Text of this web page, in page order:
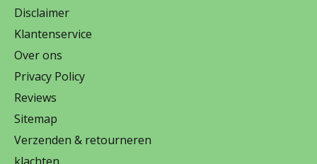
Disclaimer
Klantenservice
Over ons
Privacy Policy
Reviews
Sitemap
Verzenden & retourneren